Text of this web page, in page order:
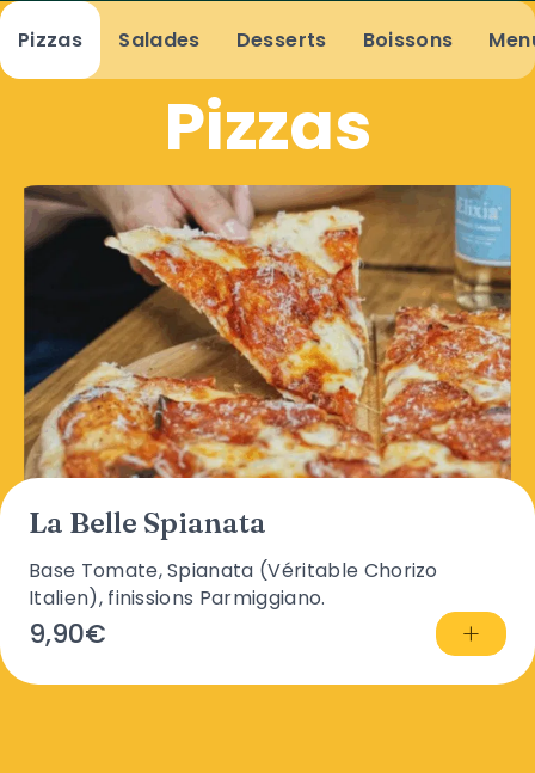
Pizzas Salades Desserts Boissons
Pizzas
La Belle Spianata
Base Tomate, Spianata (Véritable Chorizo
Italien), finissions Parmiggiano.
9,90€ +